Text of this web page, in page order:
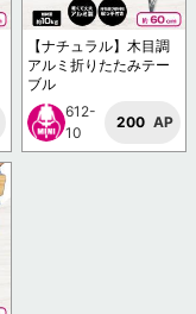
【ナチュラル】木目調
アルミ折りたたみテー
ブル
612-
10
200 AP